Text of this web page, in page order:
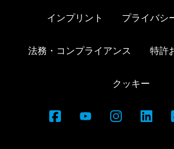
インプリント プライバシ
法務・コンプライアンス 特許
クッキー